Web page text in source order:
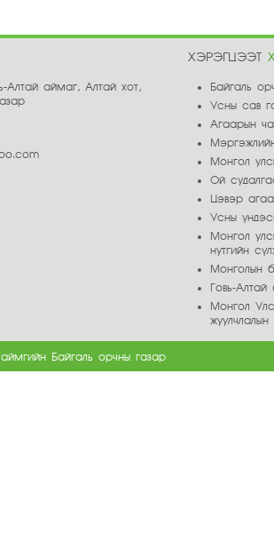
Алтай аймаг, Алтай хот,
ХЭРЭГЦЭЭТ
Байгаль
Усны сав
Агаарын
Монгол
Ой
Цэвэр
Усны
Монгол
нутгийн
Монголын
Говь-
Монгол
Байгаль орчны газар